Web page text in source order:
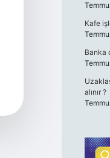
Kafe
Banka
alınır ?